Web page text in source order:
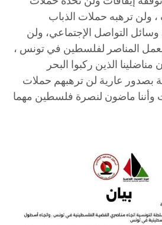
، ولن ترهبه حملات الذباب
وسائل التواصل الإجتماعي، ولن
المناصر لفلسطين في تونس ،
مناضلينا الذين ركبوا البحر
بصدور عارية لن ترهبهم حملات
وأننا ماضون لنصرة فلسطين مهما